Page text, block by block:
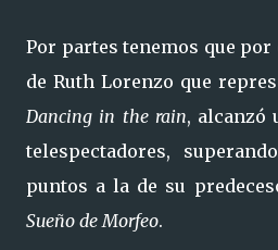
Por partes tenemos que
de Ruth Lorenzo que
Dancing in the rain, alcanzó
telespectadores,
puntos a la de su
Sueño de Morfeo.